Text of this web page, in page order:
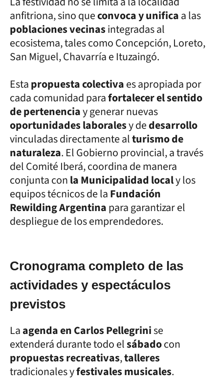
anfitriona, sino queconvoca y unificaa las
poblaciones vecinasintegradas al
ecosistema, tales como Concepción, Loreto,
San Miguel, Chavarría e Ituzaingó.
Estapropuesta colectivaes apropiada por
cada comunidad parafortalecer el sentido
de pertenenciay generar nuevas
oportunidades laboralesy dedesarrollo
vinculadas directamente alturismo de
naturaleza. El Gobierno provincial, a través
del Comité Iberá, coordina de manera
conjunta conla Municipalidad localy los
equipos técnicos de laFundación
Rewilding Argentinapara garantizar el
despliegue de los emprendedores.
Cronograma completo de las
actividades y espectáculos
previstos
Laagenda en Carlos Pellegrinise
extenderá durante todo elsábadocon
propuestas recreativas,talleres
tradicionales yfestivales musicales.